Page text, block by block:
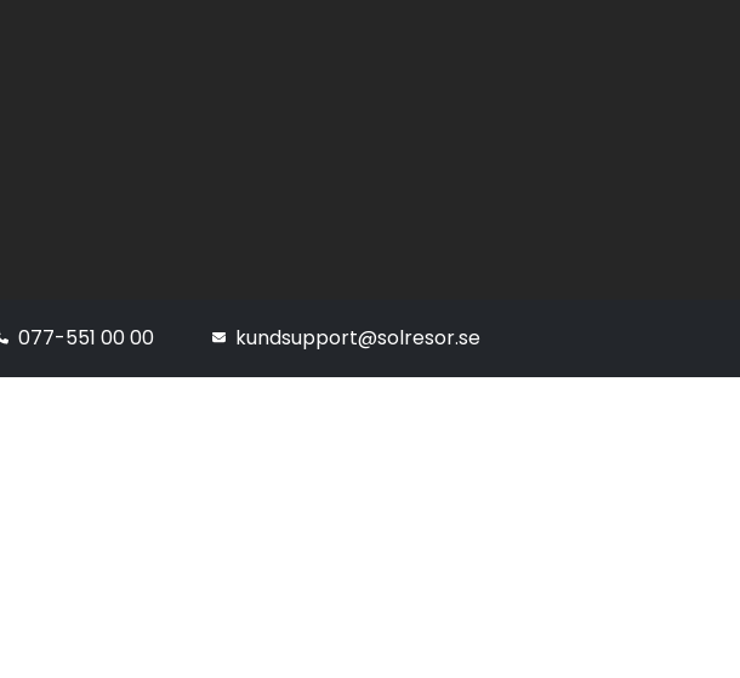
077-551 00 00 kundsupport@solresor.se